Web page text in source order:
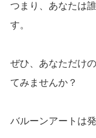
つまり、あなたは
す。
ぜひ、あなただけ
てみませんか？
バルーンアートは